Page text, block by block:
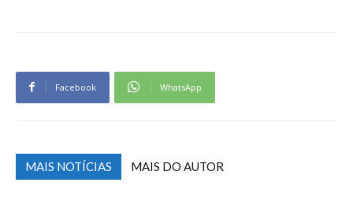
Facebook WhatsApp
MAIS NOTÍCIAS MAIS DO AUTOR